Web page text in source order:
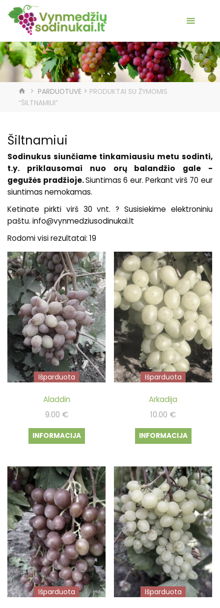
HOMEPARDUOTUVĖ
PRODUKTAI SU ŽYMOMIS
“ŠILTNAMIUI”
Šiltnamiui
Sodinukus siunčiame tinkamiausiu metu sodinti,
t.y. priklausomai nuo orų balandžio gale -
gegužės pradžioje.Siuntimas 6 eur. Perkant virš 70 eur
siuntimas nemokamas.
Ketinate pirkti virš 30 vnt. ? Susisiekime elektroniniu
paštu. info@vynmedziusodinukai.lt
Rodomi visi rezultatai: 19
Išparduota
Aladdin
9.00 €
INFORMACIJA
Išparduota
Arkadija
10.00 €
INFORMACIJA
Išparduota Išparduota